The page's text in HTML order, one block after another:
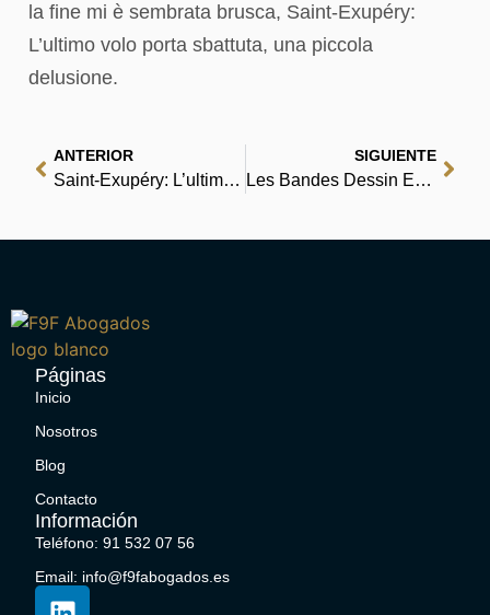
la fine mi è sembrata brusca, Saint-Exupéry:
L’ultimo volo porta sbattuta, una piccola
delusione.
ANTERIOR
Saint-Exupéry: L’ultimo volo : Libri ePub
SIGUIENTE
Les Bandes Dessin Es Des Canaques : eBook (PDF)
Páginas
Inicio
Nosotros
Blog
Contacto
Información
Teléfono: 91 532 07 56
Email: info@f9fabogados.es